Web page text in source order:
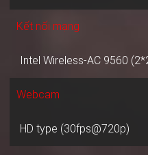
Kết nối mạng
Intel Wireless-AC 9560
Webcam
HD type (30fps@720p)